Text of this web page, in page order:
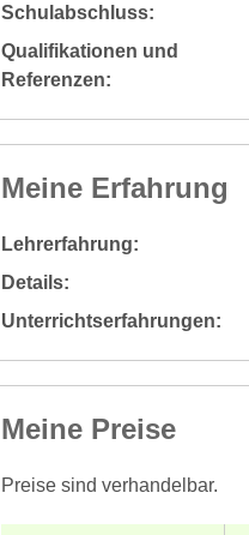
Schulabschluss:
Qualifikationen und
Referenzen:
Meine Erfahrung
Lehrerfahrung:
Details:
Unterrichtserfahrungen:
Meine Preise
Preise sind verhandelbar.